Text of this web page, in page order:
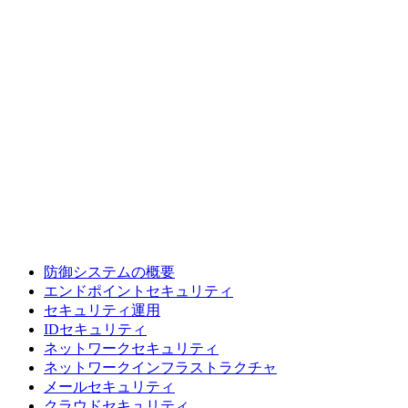
防御システムの概要
エンドポイントセキュリティ
セキュリティ運用
IDセキュリティ
ネットワークセキュリティ
ネットワークインフラストラクチャ
メールセキュリティ